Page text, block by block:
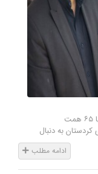
بیجار_وزیر کشور گفت: زنجیره فولاد کردستان با ۶۵ همت
به دنبال
ادامه مطلب